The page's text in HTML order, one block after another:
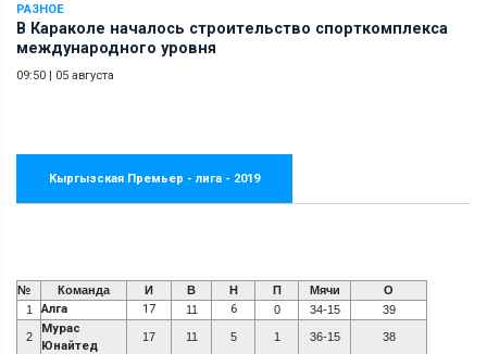
РАЗНОЕ
В Караколе началось строительство спорткомплекса
международного уровня
09:50 | 05 августа
Кыргызская Премьер - лига - 2019
№ Команда И В Н П Мячи
О
1
Алга 17 11 6 0 34-15 39
2
Мурас
Юнайтед
17 11 5 1 36-15 38